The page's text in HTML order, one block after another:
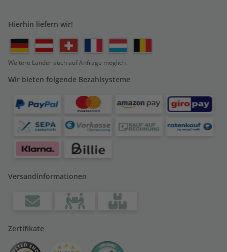
Hierhin liefern wir!
Weitere Länder auch auf Anfrage möglich
Wir bieten folgende Bezahlsysteme
Versandinformationen
Zertifikate